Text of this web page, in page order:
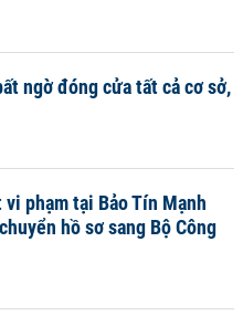
ngờ đóng cửa tất cả cơ sở,
phạm tại Bảo Tín Mạnh
hồ sơ sang Bộ Công